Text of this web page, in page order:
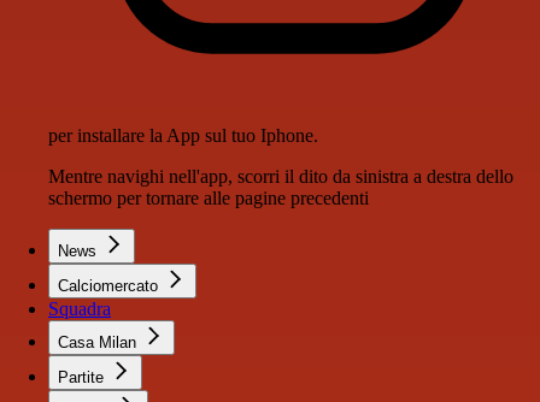
per installare la App sul tuo Iphone.
Mentre navighi nell'app, scorri il dito da sinistra a destra dello
schermo per tornare alle pagine precedenti
News
Calciomercato
Squadra
Casa Milan
Partite